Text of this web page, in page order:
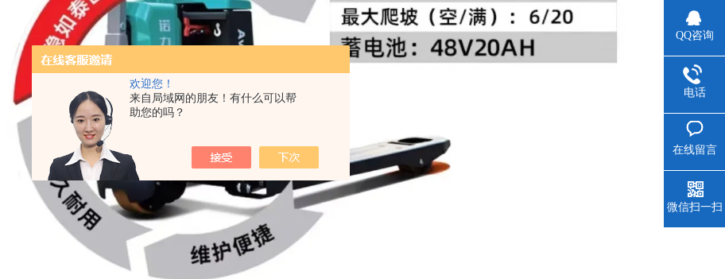
欢迎您！
来自局域网的朋友！有什么可以帮
助您的吗？
QQ咨询
电话
在线留言
微信扫一扫